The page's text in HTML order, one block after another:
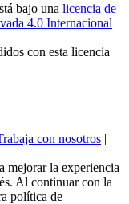
bajo una licencia de
4.0 Internacional
con esta licencia
con nosotros |
mejorar la experiencia
Al continuar con la
política de